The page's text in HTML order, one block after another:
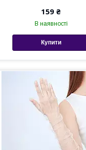
159 ₴
В наявності
Купити